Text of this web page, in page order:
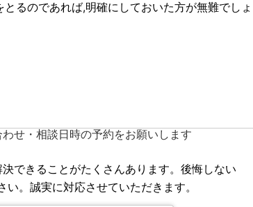
るのであれば,明確にしておいた方が無難でしょ
できることがたくさんあります。後悔しない
。誠実に対応させていただきます。